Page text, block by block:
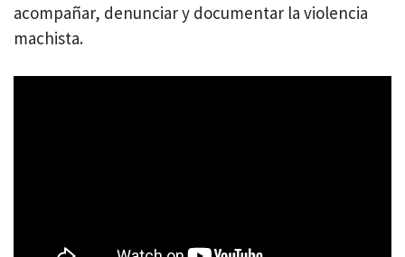
acompañar, denunciar y documentar la violencia
machista.